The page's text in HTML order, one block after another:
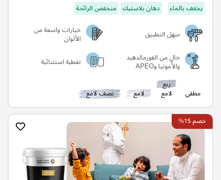
يخفف بالماء
دهان بلاستيك منخفض الرائحة
سهل التطبيق
خيارات واسعة من
الألوان
خالٍ من الفورمالدهيد
والأمونيا وAPEO تغطية استثنائية
مطفي
ربع
لامع لامع نصف لامع
خصم 15%